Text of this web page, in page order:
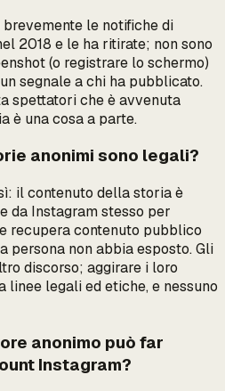
le notifiche di
2018 e le ha ritirate; non sono
(o registrare lo schermo)
segnale a chi ha pubblicato.
spettatori cheèavvenuta
è una cosa a parte.
anonimi sono legali?
il contenuto della storia è
da Instagram stesso per
recupera contenuto pubblico
persona non abbia esposto. Gli
discorso; aggirare i loro
legali ed etiche, e nessuno
anonimo può far
Instagram?